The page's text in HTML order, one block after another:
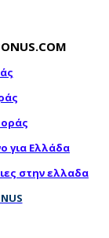
για Ελλάδα
στην ελλαδα